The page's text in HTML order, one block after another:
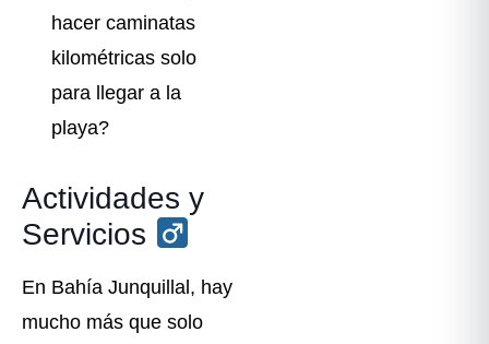
hacer caminatas
kilométricas solo
para llegar a la
playa?
Actividades y
Servicios ‍
En Bahía Junquillal, hay
mucho más que solo